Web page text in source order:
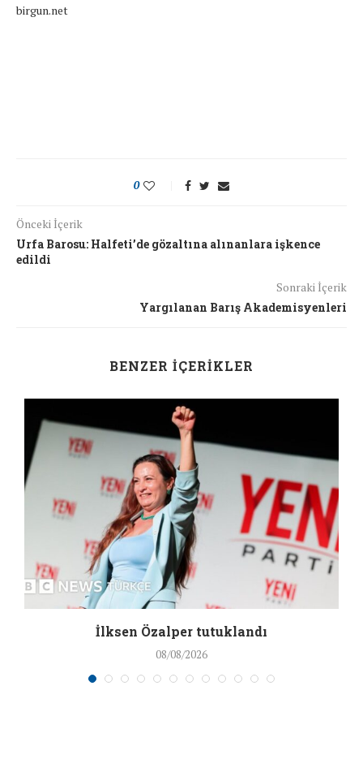
birgun.net
0
Önceki İçerik
Urfa Barosu: Halfeti’de gözaltına alınanlara işkence
edildi
Sonraki İçerik
Yargılanan Barış Akademisyenleri
BENZER İÇERIKLER
İlksen Özalper tutuklandı
08/08/2026